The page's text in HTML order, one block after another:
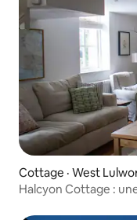
Cottage · West
Halcyon Cottage :